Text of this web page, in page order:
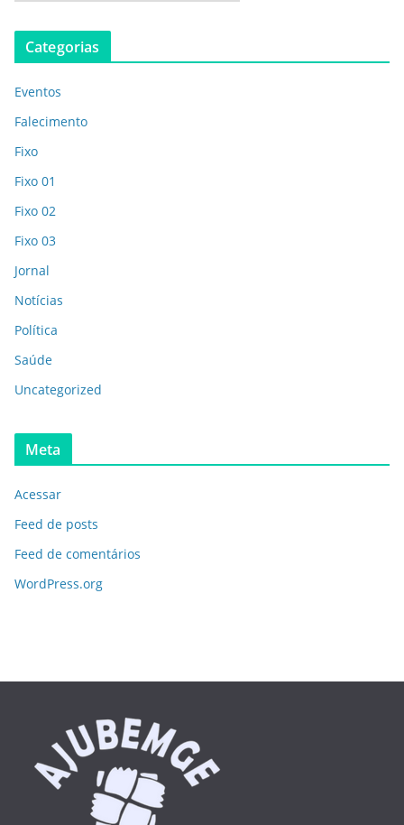
Categorias
Eventos
Falecimento
Fixo
Fixo 01
Fixo 02
Fixo 03
Jornal
Notícias
Política
Saúde
Uncategorized
Meta
Acessar
Feed de posts
Feed de comentários
WordPress.org